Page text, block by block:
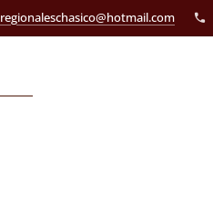
regionaleschasico@hotmail.com